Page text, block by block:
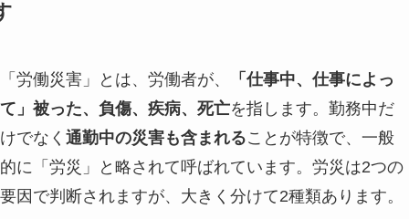
「労働災害」とは、労働者が、
「仕事中、仕事によっ
て」被った、負傷、疾病、死亡を指します。勤務中だ
けでなく 通勤中の災害も含まれることが特徴で、一般
的に「労災」と略されて呼ばれています。労災は2つの
要因で判断されますが、大きく分けて2種類あります。